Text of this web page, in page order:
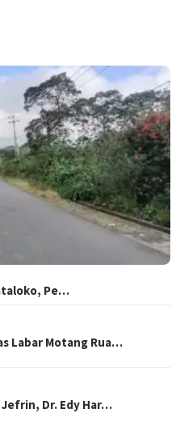
Pe…
Labar Motang Rua…
Dr. Edy Har…